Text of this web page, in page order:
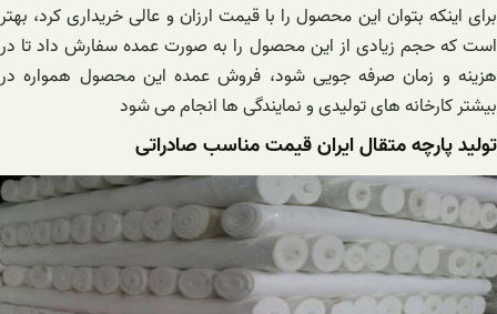
برای اینکه بتوان این محصول را با قیمت ارزان و عالی خریداری کرد، بهتر
است که حجم زیادی از این محصول را به صورت عمده سفارش داد تا در
هزینه و زمان صرفه جویی شود، فروش عمده این محصول همواره در
بیشتر کارخانه های تولیدی و نمایندگی ها انجام می شود
تولید پارچه متقال ایران قیمت مناسب صادراتی